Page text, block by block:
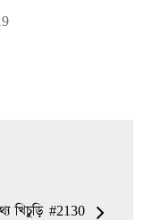
খিচুড়ি #2130